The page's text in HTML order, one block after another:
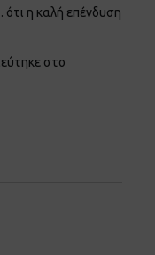
ότι η καλή επένδυση
στο